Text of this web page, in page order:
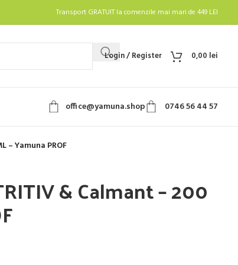
Transport GRATUIT la comenzile mai mari de 449 LEI
Login / Register 0,00 lei
office@yamuna.shop 0746 56 44 57
– Yamuna PROF
& Calmant – 200